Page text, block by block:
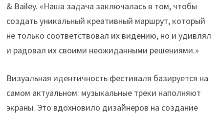
& Bailey. «Наша задача заключалась в том, чтобы
создать уникальный креативный маршрут, который
не только соответствовал их видению, но и удивлял
и радовал их своими неожиданными решениями.»
Визуальная идентичность фестиваля базируется на
самом актуальном: музыкальные треки наполняют
экраны. Это вдохновило дизайнеров на создание